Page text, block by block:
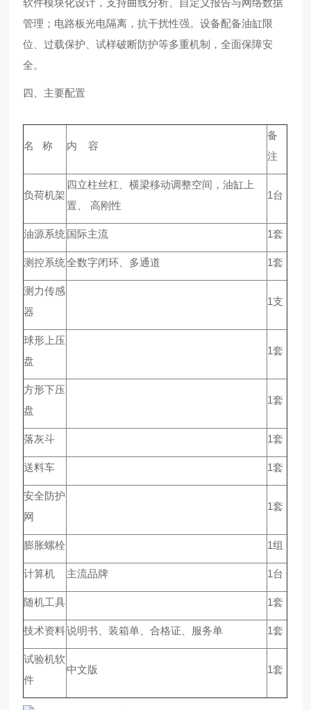
软件模块化设计，支持曲线分析、自定义报告与网络数据
管理；电路板光电隔离，抗干扰性强。设备配备油缸限
位、过载保护、试样破断防护等多重机制，全面保障安
全。
四、主要配置
名 称 内 容
备
注
负荷机架
四立柱丝杠、横梁移动调整空间，油缸上
置、 高刚性
1台
油源系统国际主流 1套
测控系统全数字闭环、多通道 1套
测力传感
器
1支
球形上压
盘
1套
方形下压
盘
1套
落灰斗 1套
送料车 1套
安全防护
网
1套
膨胀螺栓 1组
计算机 主流品牌 1台
随机工具 1套
技术资料说明书、装箱单、合格证、服务单 1套
试验机软
件
中文版 1套